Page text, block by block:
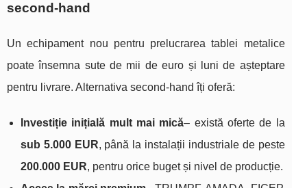
second‑hand
Un echipament nou pentru prelucrarea tablei metalice
poate însemna sute de mii de euro și luni de așteptare
pentru livrare. Alternativa second‑hand îți oferă:
Investiție inițială mult mai mică– există oferte de la
sub 5.000 EUR, până la instalații industriale de peste
200.000 EUR, pentru orice buget și nivel de producție.